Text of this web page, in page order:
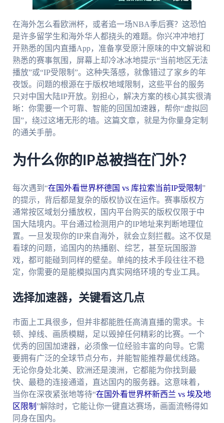
在海外怎么看欧洲杯，或者追一场NBA季后赛？这恐怕
是许多留学生和海外华人都挠头的难题。你兴冲冲地打
开熟悉的国内直播App，准备享受原汁原味的中文解说和
熟悉的赛事氛围，屏幕上却冷冰冰地提示“当前地区无法
播放”或“IP受限制”。这种失落感，就像错过了家乡的年
夜饭。问题的根源在于版权地域限制，这些平台的服务
只对中国大陆IP开放。别担心，解决方案的核心其实很清
晰：你需要一个可靠、智能的回国加速器，帮你“虚拟回
国”，绕过这堵无形的墙。这篇文章，就是为你量身定制
的通关手册。
为什么你的IP总被挡在门外？
每次遇到“在国外看世界杯德国 vs 库拉索当前IP受限制 ”
的提示，背后都是复杂的版权协议在运作。赛事版权方
通常按区域划分播放权，国内平台购买的版权仅限于中
国大陆境内。平台通过检测用户的IP地址来判断地理位
置。一旦发现你的IP来自海外，就会立刻拦截。这不仅是
看球的问题，追国内的热播剧、综艺，甚至玩国服游
戏，都可能碰到同样的壁垒。单纯的技术手段往往不稳
定，你需要的是能模拟国内真实网络环境的专业工具。
选择加速器，关键看这几点
市面上工具很多，但并非都能胜任高清直播的需求。卡
顿、掉线、画质模糊，足以毁掉任何精彩的比赛。一个
优秀的回国加速器，必须像一位经验丰富的向导。它需
要拥有广泛的全球节点分布，并能智能推荐最优线路。
无论你身处北美、欧洲还是澳洲，它都能为你找到最
快、最稳的连接通道，直达国内的服务器。这意味着，
当你在深夜紧张地等待“在国外看世界杯新西兰 vs 埃及地
区限制 ”解除时，它能让你一键直达赛场，画面流畅得如
同身在国内。